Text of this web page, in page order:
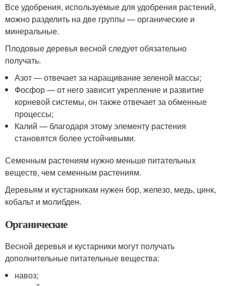
Все удобрения, используемые для удобрения растений,
можно разделить на две группы — органические и
минеральные.
Плодовые деревья весной следует обязательно
получать.
Азот — отвечает за наращивание зеленой массы;
Фосфор — от него зависит укрепление и развитие
корневой системы, он также отвечает за обменные
процессы;
Калий — благодаря этому элементу растения
становятся более устойчивыми.
Семенным растениям нужно меньше питательных
веществ, чем семенным растениям.
Деревьям и кустарникам нужен бор, железо, медь, цинк,
кобальт и молибден.
Органические
Весной деревья и кустарники могут получать
дополнительные питательные вещества:
навоз;